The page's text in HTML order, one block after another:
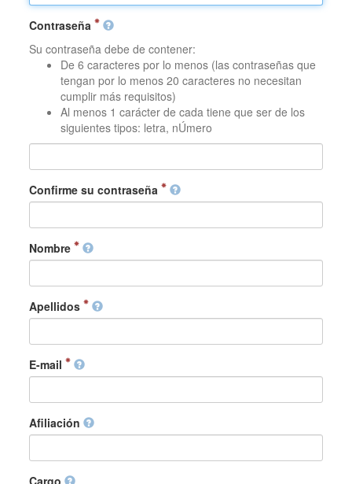
Contraseña
Su contraseña debe de contener:
De 6 caracteres por lo menos (las contraseñas que
tengan por lo menos 20 caracteres no necesitan
cumplir más requisitos)
Al menos 1 carácter de cada tiene que ser de los
siguientes tipos: letra, nÚmero
Confirme su contraseña
Nombre
Apellidos
E-mail
Afiliación
Cargo